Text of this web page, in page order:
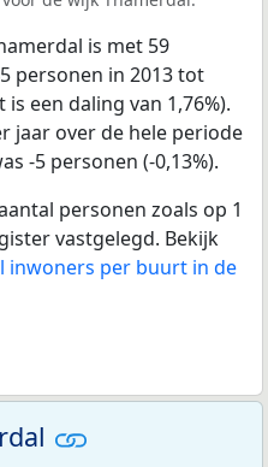
is met 59
personen in 2013 tot
een daling van 1,76%).
jaar over de hele periode
-5 personen (-0,13%).
personen zoals op 1
vastgelegd. Bekijk
inwoners per buurt in de